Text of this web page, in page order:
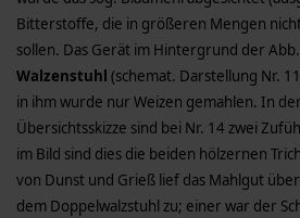
Bitterstoffe, die in größeren Mengen
sollen. Das Gerät im Hintergrund der
Walzenstuhl (schemat. Darstellung Nr.
in ihm wurde nur Weizen gemahlen. In
Übersichtsskizze sind bei Nr. 14 zwei
im Bild sind dies die beiden hölzernen
von Dunst und Grieß lief das Mahlgut
dem Doppelwalzstuhl zu; einer war der